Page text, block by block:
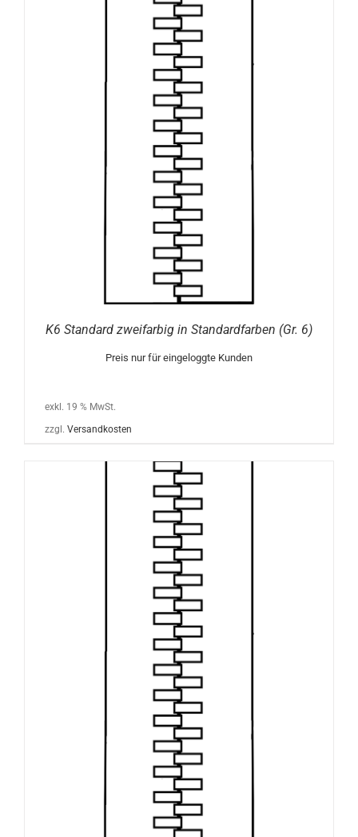
K6 Standard zweifarbig in Standardfarben (Gr. 6)
Preis nur für eingeloggte Kunden
exkl. 19 % MwSt.
zzgl. Versandkosten